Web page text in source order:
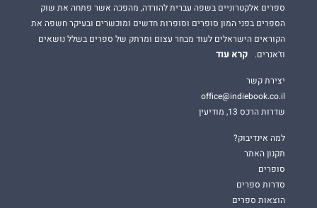
ספרים אלקטרוניים בשפה עברית להורדה, מהפכה אשר פתחה את שוק
הספרים בפני המון סופרים וסופרות חדשים ומוכשרים ובעיקר חשפה את
הקוראים הישראלים לעוד מבחר עצום ומרתק של ספרים בשלל נושאים
וז'אנרים.
קרא עוד
יצירת קשר
office@indiebook.co.il
שדרות הרכס 13, מודיעין
למה אינדיבוק?
תקנון האתר
סופרים
סדרות ספרים
הוצאות ספרים